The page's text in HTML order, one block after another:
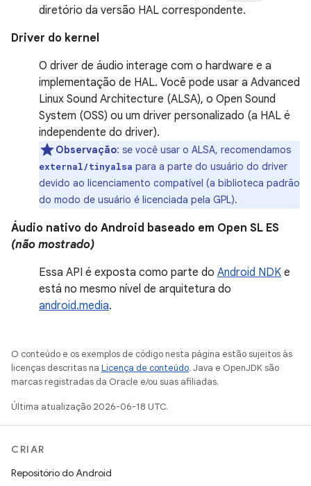
diretório da versão HAL correspondente.
Driver do kernel
O driver de áudio interage com o hardware e a
implementação de HAL. Você pode usar a Advanced
Linux Sound Architecture (ALSA), o Open Sound
System (OSS) ou um driver personalizado (a HAL é
independente do driver).
Observação: se você usar o ALSA, recomendamos
external/tinyalsa para a parte do usuário do driver
devido ao licenciamento compatível (a biblioteca padrão
do modo de usuário é licenciada pela GPL).
Áudio nativo do Android baseado em Open SL ES
(não mostrado)
Essa API é exposta como parte do Android NDK e
está no mesmo nível de arquitetura do
android.media.
O conteúdo e os exemplos de código nesta página estão sujeitos às
licenças descritas na Licença de conteúdo. Java e OpenJDK são
marcas registradas da Oracle e/ou suas afiliadas.
Última atualização 2026-06-18 UTC.
CRIAR
Repositório do Android